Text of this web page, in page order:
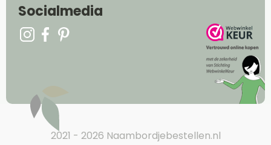
Socialmedia
2021 - 2026 Naambordjebestellen.nl